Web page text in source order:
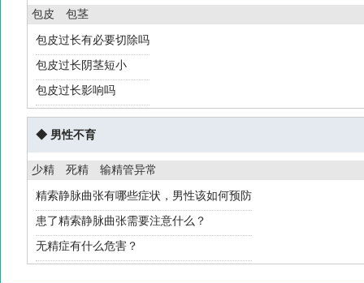
包皮
包茎
包皮过长有必要切除吗
包皮过长阴茎短小
包皮过长影响吗
◆ 男性不育
少精 死精
输精管异常
精索静脉曲张有哪些症状，男性该如何预防
患了精索静脉曲张需要注意什么？
无精症有什么危害？